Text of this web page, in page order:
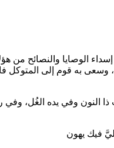
الوصايا والنصائح من
وسعى به قوم إلى
وفي يده الغُل، وفي
فيك يهون